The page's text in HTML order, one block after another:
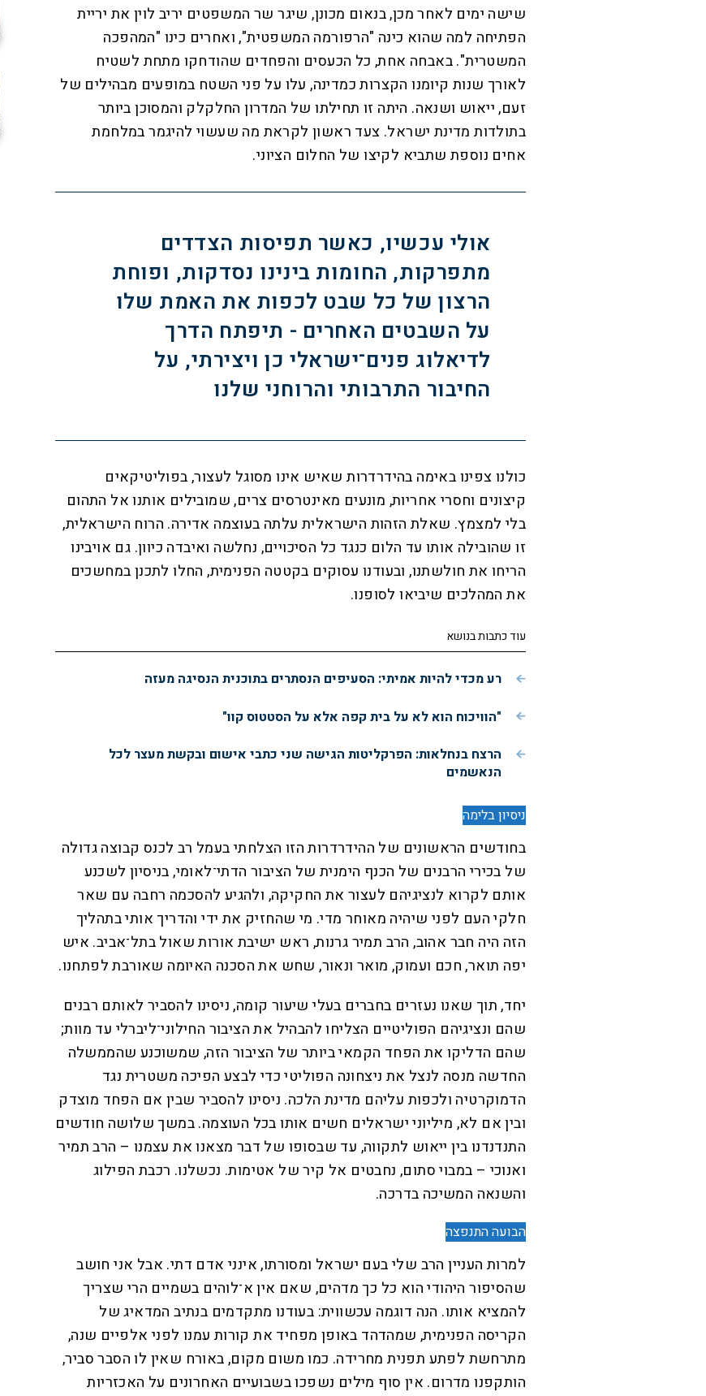
שישה ימים לאחר מכן, בנאום מכונן, שיגר שר המשפטים יריב לוין את יריית
הפתיחה למה שהוא כינה "הרפורמה המשפטית", ואחרים כינו "המהפכה
המשטרית". באבחה אחת, כל הכעסים והפחדים שהודחקו מתחת לשטיח
לאורך שנות קיומנו הקצרות כמדינה, עלו על פני השטח במופעים מבהילים של
זעם, ייאוש ושנאה. היתה זו תחילתו של המדרון החלקלק והמסוכן ביותר
בתולדות מדינת ישראל. צעד ראשון לקראת מה שעשוי להיגמר במלחמת
אחים נוספת שתביא לקיצו של החלום הציוני.
אולי עכשיו, כאשר תפיסות הצדדים
מתפרקות, החומות בינינו נסדקות, ופוחת
הרצון של כל שבט לכפות את האמת שלו
על השבטים האחרים - תיפתח הדרך
לדיאלוג פנים־ישראלי כן ויצירתי, על
החיבור התרבותי והרוחני שלנו
כולנו צפינו באימה בהידרדרות שאיש אינו מסוגל לעצור, בפוליטיקאים
קיצונים וחסרי אחריות, מונעים מאינטרסים צרים, שמובילים אותנו אל התהום
בלי למצמץ. שאלת הזהות הישראלית עלתה בעוצמה אדירה. הרוח הישראלית,
זו שהובילה אותו עד הלום כנגד כל הסיכויים, נחלשה ואיבדה כיוון. גם אויבינו
הריחו את חולשתנו, ובעודנו עסוקים בקטטה הפנימית, החלו לתכנן במחשכים
את המהלכים שיביאו לסופנו.
עוד כתבות בנושא
רע מכדי להיות אמיתי: הסעיפים הנסתרים בתוכנית הנסיגה מעזה
"הוויכוח הוא לא על בית קפה אלא על הסטטוס קוו"
הרצח בנחלאות: הפרקליטות הגישה שני כתבי אישום ובקשת מעצר לכל
הנאשמים
ניסיון בלימה
בחודשים הראשונים של ההידרדרות הזו הצלחתי בעמל רב לכנס קבוצה גדולה
של בכירי הרבנים של הכנף הימנית של הציבור הדתי־לאומי, בניסיון לשכנע
אותם לקרוא לנציגיהם לעצור את החקיקה, ולהגיע להסכמה רחבה עם שאר
חלקי העם לפני שיהיה מאוחר מדי. מי שהחזיק את ידי והדריך אותי בתהליך
הזה היה חבר אהוב, הרב תמיר גרנות, ראש ישיבת אורות שאול בתל־אביב. איש
יפה תואר, חכם ועמוק, מואר ונאור, שחש את הסכנה האיומה שאורבת לפתחנו.
יחד, תוך שאנו נעזרים בחברים בעלי שיעור קומה, ניסינו להסביר לאותם רבנים
שהם ונציגיהם הפוליטיים הצליחו להבהיל את הציבור החילוני־ליברלי עד מוות;
שהם הדליקו את הפחד הקמאי ביותר של הציבור הזה, שמשוכנע שהממשלה
החדשה מנסה לנצל את ניצחונה הפוליטי כדי לבצע הפיכה משטרית נגד
הדמוקרטיה ולכפות עליהם מדינת הלכה. ניסינו להסביר שבין אם הפחד מוצדק
ובין אם לא, מיליוני ישראלים חשים אותו בכל העוצמה. במשך שלושה חודשים
התנדנדנו בין ייאוש לתקווה, עד שבסופו של דבר מצאנו את עצמנו – הרב תמיר
ואנוכי – במבוי סתום, נחבטים אל קיר של אטימות. נכשלנו. רכבת הפילוג
והשנאה המשיכה בדרכה.
הבועה התנפצה
למרות העניין הרב שלי בעם ישראל ומסורתו, אינני אדם דתי. אבל אני חושב
שהסיפור היהודי הוא כל כך מדהים, שאם אין א־לוהים בשמיים הרי שצריך
להמציא אותו. הנה דוגמה עכשווית: בעודנו מתקדמים בנתיב המדאיג של
הקריסה הפנימית, שמהדהד באופן מפחיד את קורות עמנו לפני אלפיים שנה,
מתרחשת לפתע תפנית מחרידה. כמו משום מקום, באורח שאין לו הסבר סביר,
הותקפנו מדרום. אין סוף מילים נשפכו בשבועיים האחרונים על האכזריות